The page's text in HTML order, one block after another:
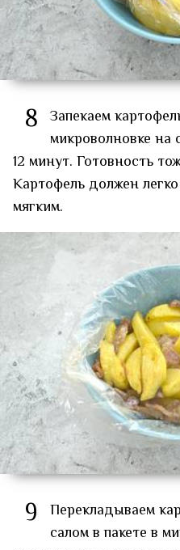
8 Запекаем
микроволновке
12 минут. Готовность
Картофель должен
мягким.
9
Перекладываем
салом в пакете в